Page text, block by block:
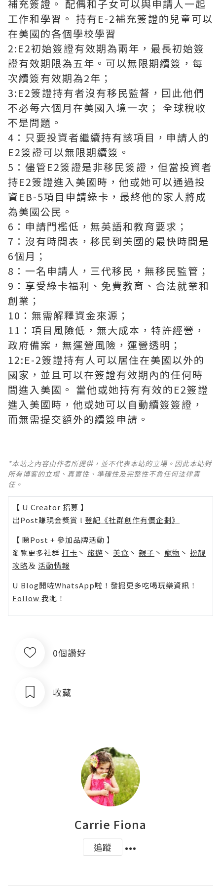
補充簽證。 配偶和子女可以與申請人一起
工作和學習。 持有E-2補充簽證的兒童可以
在美國的各個學校學習
2:E2初始簽證有效期為兩年，最長初始簽
證有效期限為五年。可以無限期續簽，每
次續簽有效期為2年；
3:E2簽證持有者沒有移民監督，囙此他們
不必每六個月在美國入境一次； 全球稅收
不是問題。
4：只要投資者繼續持有該項目，申請人的
E2簽證可以無限期續簽。
5：儘管E2簽證是非移民簽證，但當投資者
持E2簽證進入美國時，他或她可以通過投
資EB-5項目申請綠卡，最終他的家人將成
為美國公民。
6：申請門檻低，無英語和教育要求；
7：沒有時間表，移民到美國的最快時間是
6個月；
8：一名申請人，三代移民，無移民監管；
9：享受綠卡福利、免費教育、合法就業和
創業；
10：無需解釋資金來源；
11：項目風險低，無大成本，特許經營，
政府備案，無運營風險，運營透明；
12:E-2簽證持有人可以居住在美國以外的
國家，並且可以在簽證有效期內的任何時
間進入美國。 當他或她持有有效的E2簽證
進入美國時，他或她可以自動續簽簽證，
而無需提交額外的續簽申請。
*本站之內容由作者所提供，並不代表本站的立場。因此本站對
所有博客的立場、真實性、準確性及完整性不負任何法律責
任。
【 U Creator 招募 】
出Post賺現金獎賞 l 登記《社群創作有價企劃》
【 睇Post + 參加品牌活動 】
瀏覽更多社群 打卡 丶 旅遊 丶 美食 丶 親子 丶 寵物 丶 扮靚
攻略及 活動情報
U Blog開咗WhatsApp啦！發掘更多吃喝玩樂資訊！
Follow 我哋 ！
0個讚好
收藏
Carrie Fiona
追蹤